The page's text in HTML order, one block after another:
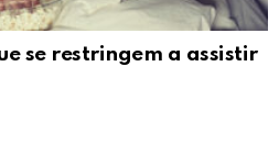
se restringem a assistir